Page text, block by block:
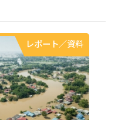
レポート／資料